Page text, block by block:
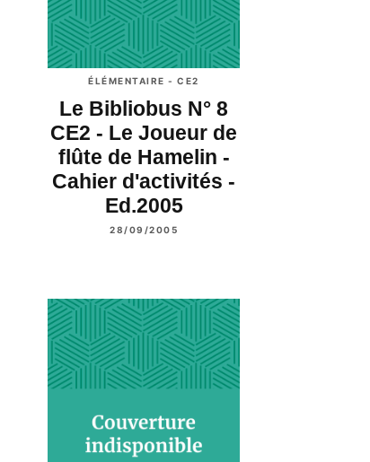
ÉLÉMENTAIRE - CE2
Le Bibliobus N° 8
CE2 - Le Joueur de
flûte de Hamelin -
Cahier d'activités -
Ed.2005
28/09/2005